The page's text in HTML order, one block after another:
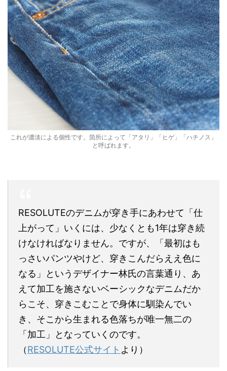
これが濃淡による個性です。箇所によって「アタリ」「ヒゲ」「ハチノス」
と呼ばれます。
RESOLUTEのデニムが穿き手にあわせて「仕
上がって」いくには、少なくとも1年は穿き続
けなければなりません。ですが、「最初はも
っさいパンツやけど、穿きこんだらええ色に
なる」というデザイナー林氏の言葉通り、あ
えて加工を施さないベーシックなデニムだか
らこそ、穿きこむことで身体に馴染んでい
き、そこから生まれる色落ちが唯一無二の
「加工」となっていくのです。
（RESOLUTE公式サイト より）